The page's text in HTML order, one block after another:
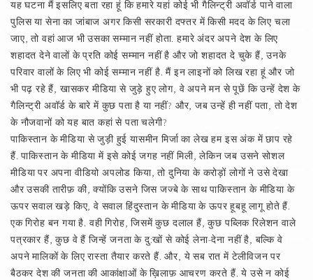
यह घटना मैं इसलिए बता रहा हूं कि हमारे यहां कोई भी गैलिन्ट्री अवॉर्ड पाने वाला
पुलिस या सेना का जांबाज अगर किसी सरकारी दफ्तर में किसी मदद के लिए चला
जाए, तो वहां आज भी उसका सम्मान नहीं होता. हमारे अंदर अपने देश के लिए
शहादत देने वालों के प्रति कोई सम्मान नहीं है और जो शहादत दे चुके हैं, उनके
परिवार वालों के लिए भी कोई सम्मान नहीं है. मैं इन लाइनों को लिख रहा हूं और जो
भी पढ़ रहे हैं, खासकर मीडिया से जुड़े हुए लोग, वे अपने मन से पूछें कि उन्हें देश के
गैलिन्ट्री अवॉर्ड के बारे में कुछ पता है या नहीं? और, जब उन्हें ही नहीं पता, तो देश
के नौजवानों को यह बात कहां से पता चलेगी?
पाकिस्तान के मीडिया से जुड़ी हुई यासमीन मिर्जा का लेख हम इस अंक में छाप रहे
हैं. पाकिस्तान के मीडिया में इसे कोई जगह नहीं मिली, लेकिन जब उसने सोशल
मीडिया पर अपना वीडियो अपलोड किया, तो दुनिया के करोड़ों लोगों ने उसे देखा
और उसकी तारीफ़ की, क्योंकि उसने जिस जज्बे के साथ पाकिस्तान के मीडिया के
ऊपर सवाल खड़े किए, वे सवाल हिंदुस्तान के मीडिया के ऊपर हूबहू लागू होते हैं.
एक गिरोह बन गया है. वही गिरोह, जिसमें कुछ दलाल हैं, कुछ पब्लिक रिलेशन वाले
पत्रकार हैं, कुछ वे हैं जिन्हें जनता के दु:खों से कोई लेना-देना नहीं है, बल्कि वे
अपने मालिकों के लिए रास्ता तैयार करते हैं. और, ये सब रात में टेलीविजन पर
बैठकर देश की जनता की आकांक्षाओं के ख़िलाफ़ आचरण करते हैं. ये उसे न कोई